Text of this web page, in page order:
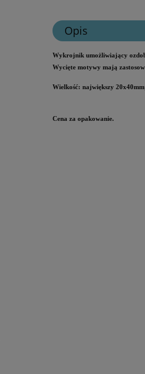
Opis
Wykrojnik umożliwiający
Wycięte motywy mają
Wielkość: największy
Cena za opakowanie.